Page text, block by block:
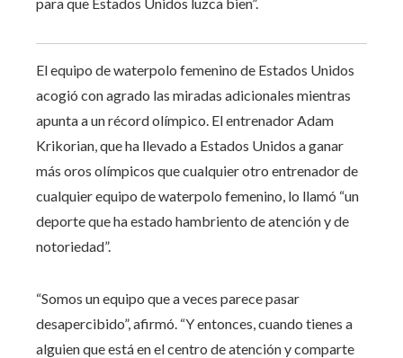
El equipo de waterpolo femenino de Estados Unidos
acogió con agrado las miradas adicionales mientras
apunta a un récord olímpico. El entrenador Adam
Krikorian, que ha llevado a Estados Unidos a ganar
más oros olímpicos que cualquier otro entrenador de
cualquier equipo de waterpolo femenino, lo llamó “un
deporte que ha estado hambriento de atención y de
notoriedad”.
“Somos un equipo que a veces parece pasar
desapercibido”, afirmó. “Y entonces, cuando tienes a
alguien que está en el centro de atención y comparte